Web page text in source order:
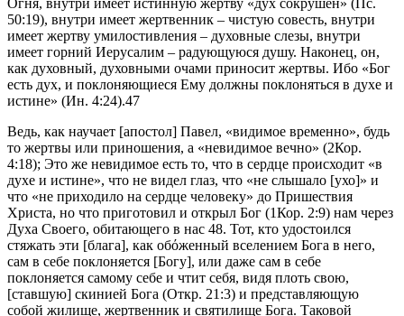
50:19), внутри имеет жертвенник – чистую совесть, внутри
имеет жертву умилостивления – духовные слезы, внутри
имеет горний Иерусалим – радующуюся душу. Наконец, он,
как духовный, духовными очами приносит жертвы. Ибо «Бог
есть дух, и поклоняющиеся Ему должны поклоняться в духе и
истине» (Ин. 4:24).47
Ведь, как научает [апостол] Павел, «видимое временно», будь
то жертвы или приношения, а «невидимое вечно» (2Кор.
4:18); Это же невидимое есть то, что в сердце происходит «в
духе и истине», что не видел глаз, что «не слышало [ухо]» и
что «не приходило на сердце человеку» до Пришествия
Христа, но что приготовил и открыл Бог (1Кор. 2:9) нам через
Духа Своего, обитающего в нас 48. Тот, кто удостоился
стяжать эти [блага], как обόженный вселением Бога в него,
сам в себе поклоняется [Богу], или даже сам в себе
поклоняется самому себе и чтит себя, видя плоть свою,
[ставшую] скинией Бога (Откр. 21:3) и представляющую
собой жилище, жертвенник и святилище Бога. Таковой